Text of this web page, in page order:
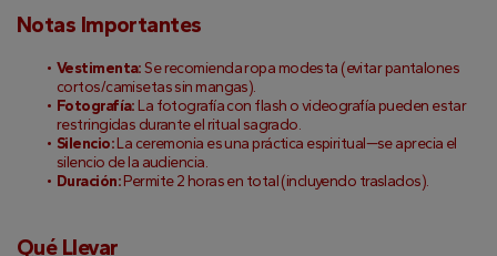
Notas Importantes
Vestimenta: Se recomienda ropa modesta (evitar pantalones
cortos/camisetas sin mangas).
Fotografía: La fotografía con flash o videografía pueden estar
restringidas durante el ritual sagrado.
Silencio: La ceremonia es una práctica espiritual—se aprecia el
silencio de la audiencia.
Duración: Permite 2 horas en total (incluyendo traslados).
Qué Llevar